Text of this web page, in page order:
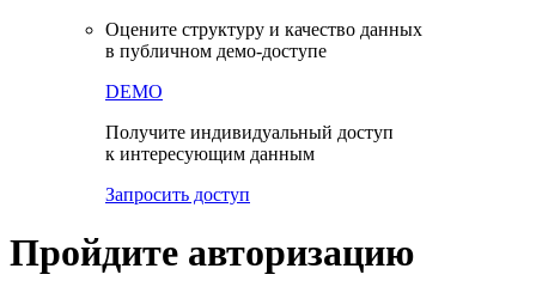
Оцените структуру и качество данных
в публичном демо-доступе
DEMO
Получите индивидуальный доступ
к интересующим данным
Запросить доступ
Пройдите авторизацию